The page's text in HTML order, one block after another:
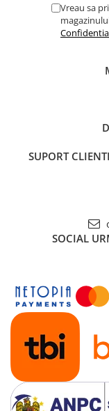
Insecticide
Fungicide
Biostimulatori
Fertilizanți foliari
LEGUMINOASE
Tratament semințe
Biostimulatori
PĂSTÂRNAC
Fertilizanți foliari
Insecticide
Biostimulatori
Fertilizanți foliari
PIERSIC
Fungicide
Insecticide
Acaricide
Biostimulatori
Fertilizanți foliari
Vreau sa
SUPORT CLIENTI
SOCIAL